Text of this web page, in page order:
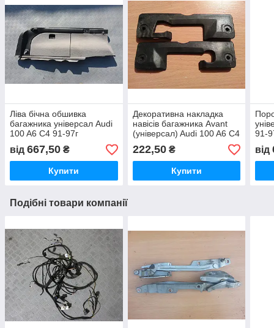
Ліва бічна обшивка
багажника універсал Audi
100 A6 C4 91-97г
від 667,50 ₴
Купити
Декоративна накладка
навісів багажника Avant
(універсал) Audi 100 A6 C4
222,50₴
Купити
91-
від
Подібні товари компанії